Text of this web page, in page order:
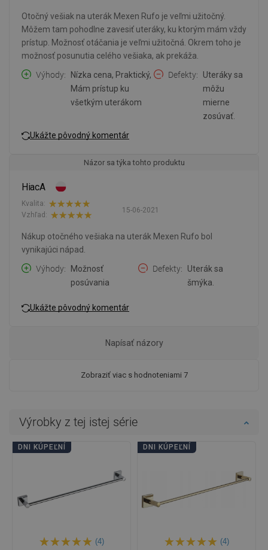
Otočný vešiak na uterák Mexen Rufo je veľmi užitočný.
Môžem tam pohodlne zavesiť uteráky, ku ktorým mám vždy
prístup. Možnosť otáčania je veľmi užitočná. Okrem toho je
možnosť posunutia celého vešiaka, ak prekáža.
Výhody
Nízka cena, Praktický,
Mám prístup ku
všetkým uterákom
Defekty
Uteráky sa
môžu
mierne
zosúvať.
Ukážte pôvodný komentár
Názor sa týka tohto produktu
HiacA
15-06-2021
Kvalita:
Vzhľad:
Nákup otočného vešiaka na uterák Mexen Rufo bol
vynikajúci nápad.
Výhody
Možnosť
posúvania
Defekty
Uterák sa
šmýka.
Ukážte pôvodný komentár
Zobraziť viac s hodnoteniami 7
Napísať názory
Výrobky z tej istej série
DNI KÚPEĽNÍ
(4)
DNI KÚPEĽNÍ
(4)